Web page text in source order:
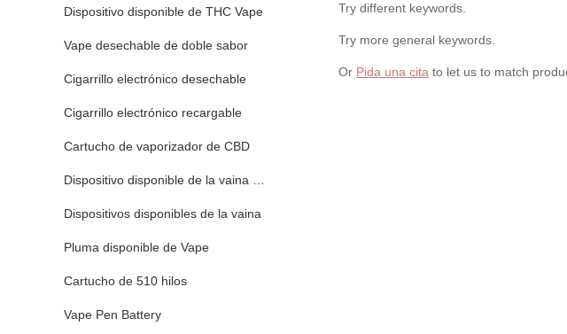
Dispositivo disponible de THC Vape
Vape desechable de doble sabor
Cigarrillo electrónico desechable
Cigarrillo electrónico recargable
Cartucho de vaporizador de CBD
Dispositivo disponible de la vaina de Vape
Dispositivos disponibles de la vaina
Pluma disponible de Vape
Cartucho de 510 hilos
Vape Pen Battery
Try different keywords.
Try more general keywords.
Or Pida una cita to let us to match